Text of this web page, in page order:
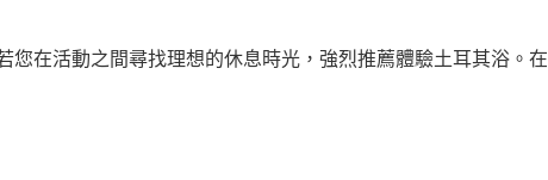
在活動之間尋找理想的休息時光，強烈推薦體驗土耳其浴。在